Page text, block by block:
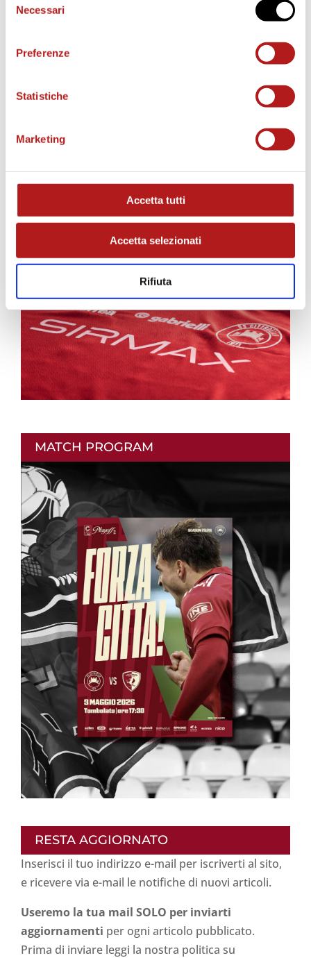
delNecessari
Preferenze
Statistiche
Marketing
Accetta tutti
Accetta selezionati
Rifiuta
BIGLIETTI
AS CITTADELLA STORE
MATCH PROGRAM
RESTA AGGIORNATO
Inserisci il tuo indirizzo e-mail per iscriverti al sito,
e ricevere via e-mail le notifiche di nuovi articoli.
Useremo la tua mail SOLO per inviarti
aggiornamenti per ogni articolo pubblicato.
Prima di inviare leggi la nostra politica su